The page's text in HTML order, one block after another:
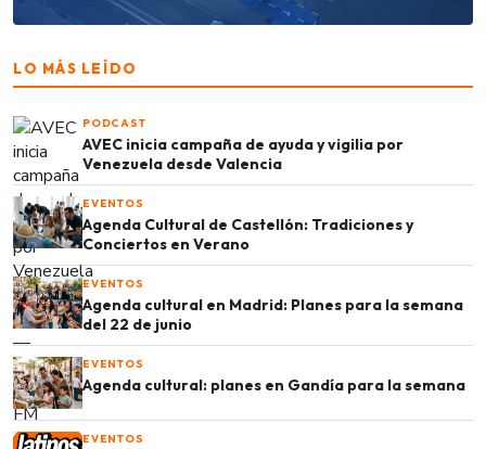
LO MÁS LEÍDO
PODCAST
AVEC inicia campaña de ayuda y vigilia por
Venezuela desde Valencia
EVENTOS
Agenda Cultural de Castellón: Tradiciones y
Conciertos en Verano
EVENTOS
Agenda cultural en Madrid: Planes para la semana
del 22 de junio
EVENTOS
Agenda cultural: planes en Gandía para la semana
EVENTOS